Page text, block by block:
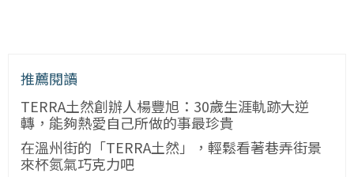
推薦閱讀
TERRA土然創辦人楊豐旭：30歲生涯軌跡大逆
轉，能夠熱愛自己所做的事最珍貴
在溫州街的「TERRA土然」，輕鬆看著巷弄街景
來杯氮氣巧克力吧